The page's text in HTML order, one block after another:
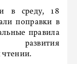
в среду, 18
поправки в
правила
развития
чтении.